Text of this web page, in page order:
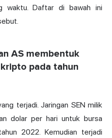
waktu. Daftar di bawah ini
AS membentuk
pada tahun
terjadi. Jaringan SEN milik
dolar per hari untuk bursa
2022. Kemudian terjadi